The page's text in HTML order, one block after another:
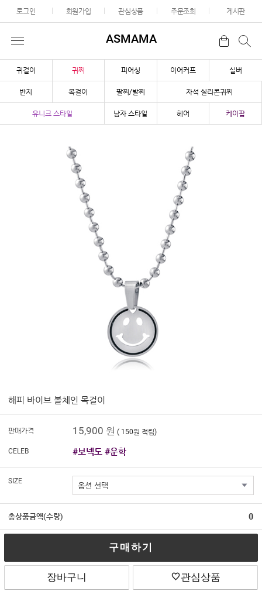
로그인 회원가입 관심상품 주문조회 게시판
ASMAMA
귀걸이 귀찌 피어싱 이어커프 실버
반지 목걸이 팔찌/발찌 자석 실리콘귀찌
유니크 스타일 남자 스타일 헤어 케이팝
해피 바이브 볼체인 목걸이
판매가격 15,900 원 ( 150원 적립)
CELEB #보넥도 #운학
SIZE
총상품금액(수량) 0
구매하기
장바구니 관심상품